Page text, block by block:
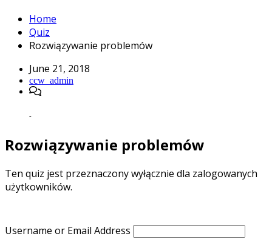
Home
Quiz
Rozwiązywanie problemów
June 21, 2018
ccw_admin
-
Rozwiązywanie problemów
Ten quiz jest przeznaczony wyłącznie dla zalogowanych
użytkowników.
Username or Email Address